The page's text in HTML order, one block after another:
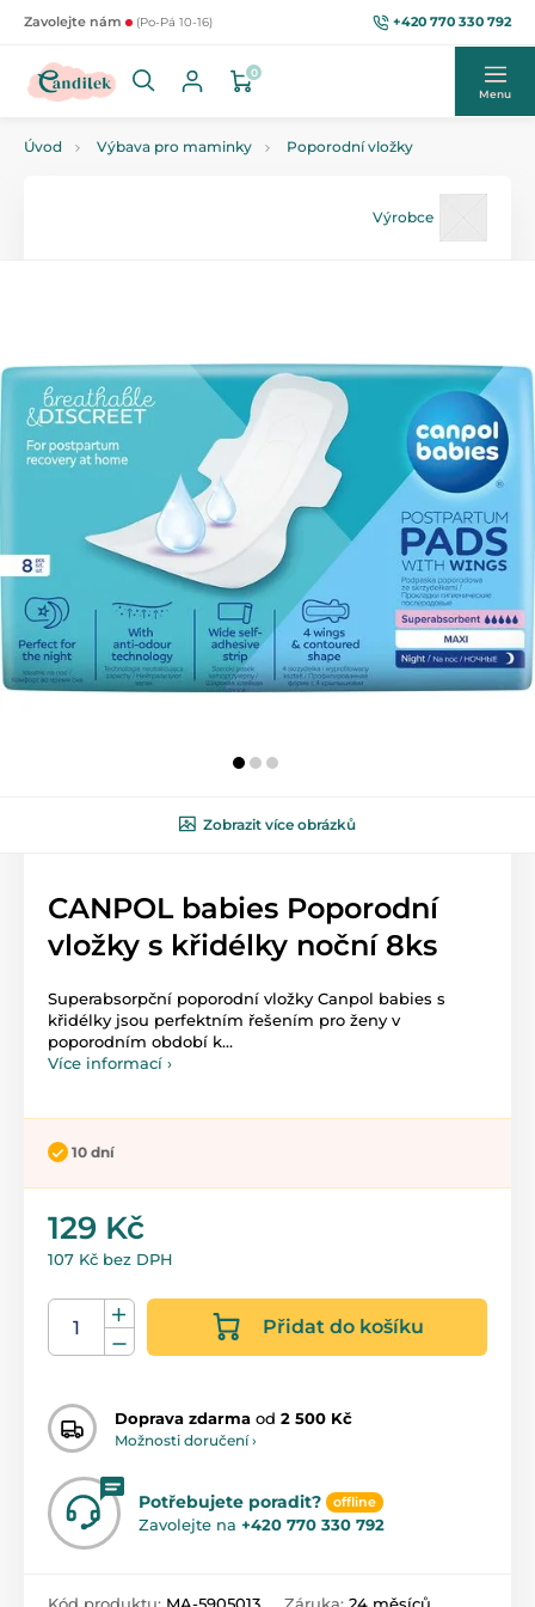
Zavolejte nám (Po-Pá 10-16) +420 770 330 792
0
Menu
Úvod Výbava pro maminky Poporodní vložky
Výrobce
Zobrazit více obrázků
CANPOL babies Poporodní
vložky s křidélky noční 8ks
Superabsorpční poporodní vložky Canpol babies s
křidélky jsou perfektním řešením pro ženy v
poporodním období k...
Více informací ›
10 dní
129 Kč
107 Kč bez DPH
Přidat do košíku
Doprava zdarma od 2 500 Kč
Možnosti doručení ›
Potřebujete poradit? offline
Zavolejte na +420 770 330 792